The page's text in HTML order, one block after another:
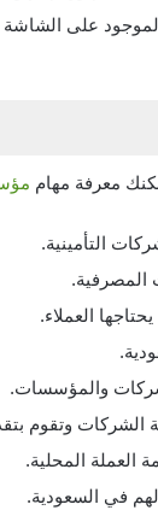
على
معرفة مهام
التأمينية.
المصرفية.
العملاء.
والمؤسسات.
وتقوم
العملة المحلية.
في السعودية.